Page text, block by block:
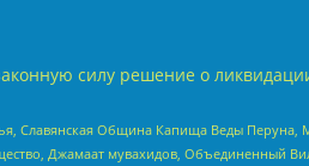
силу решение о
Славянская Община Капища Веды Перуна,
Джамаат мувахидов, Объединенный